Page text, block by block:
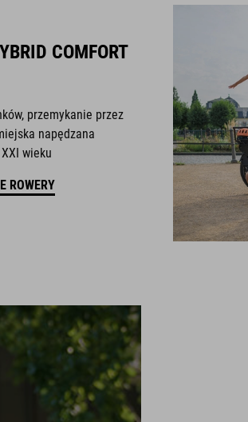
COMFORT
przemykanie przez
napędzana
wieku
ROWERY